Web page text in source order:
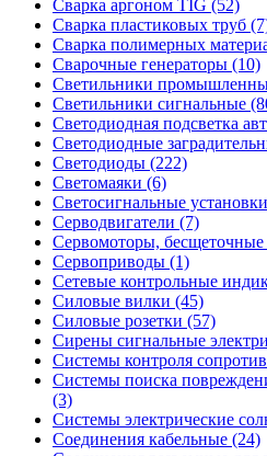
Сварка аргоном TIG (52)
Сварка пластиковых труб
Сварка полимерных
Сварочные генераторы (10)
Светильники
Светильники сигнальные
Светодиодная подсветка
Светодиодные
Светодиоды (222)
Светомаяки (6)
Светосигнальные
Серводвигатели (7)
Сервомоторы, бесщеточные
Сервоприводы (1)
Сетевые контрольные
Силовые вилки (45)
Силовые розетки (57)
Сирены сигнальные
Системы контроля
Системы поиска
(3)
Системы электрические
Соединения кабельные (24)